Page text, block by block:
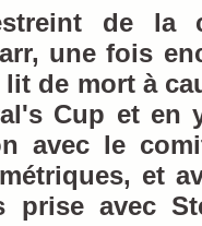
de la
une fois
de mort à
Cup et en
avec le
et
prise avec